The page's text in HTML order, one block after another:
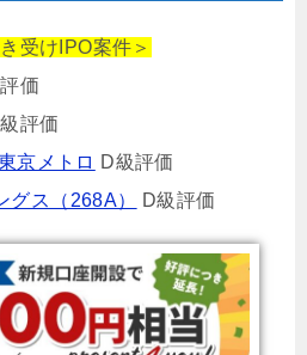
受けIPO案件＞
価
評価
京メトロ D級評価
グス（268A） D級評価